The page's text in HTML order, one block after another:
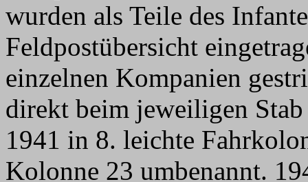
wurden als Teile des
Feldpostübersicht
einzelnen Kompanien
direkt beim jeweiligen
1941 in 8. leichte
Kolonne 23 umbenannt.